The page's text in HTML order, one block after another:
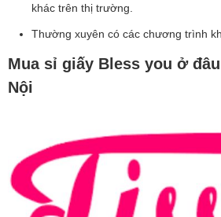
khác trên thị trường.
Thường xuyên có các chương trình
Mua sỉ giấy Bless you ở
Nội